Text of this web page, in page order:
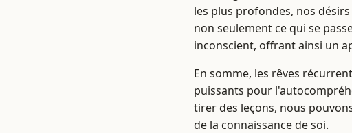
les plus profondes, nos
non seulement ce qui se
inconscient, offrant ainsi un
En somme, les rêves
puissants pour
tirer des leçons, nous
de la connaissance de soi.